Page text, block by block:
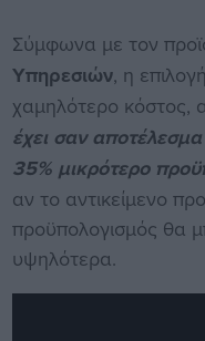
Σύμφωνα με τον
Υπηρεσιών, η
χαμηλότερο
έχει σαν
35% μικρότερο
αν το αντικείμενο
προϋπολογισμός θα
υψηλότερα.